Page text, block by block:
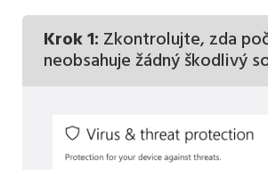
Krok 1: Zkontrolujte, zda
neobsahuje žádný škodlivý